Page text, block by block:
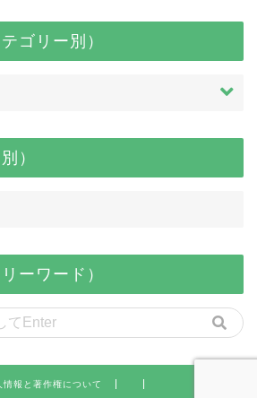
ゴリー別）
）
ーワード）
情報と著作権について